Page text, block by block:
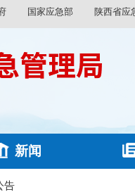
国家应急部 陕西省应
新闻
告